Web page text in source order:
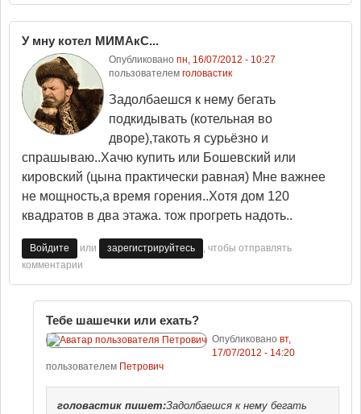
У мну котел МИМАкС...
Опубликовано пн, 16/07/2012 - 10:27
пользователем головастик
Задолбаешся к нему бегать
подкидывать (котельная во
дворе),такоть я сурьёзно и
спрашываю..Хачю купить или Бошевский или
кировский (цына практически равная) Мне важнее
не мощность,а время горения..Хотя дом 120
квадратов в два этажа. тож прогреть надоть..
Войдите или зарегистрируйтесь
, чтобы отправлять
комментарии
Тебе шашечки или ехать?
Опубликовано вт,
17/07/2012 - 14:20
пользователем Петрович
головастик пишет:Задолбаешся к нему бегать